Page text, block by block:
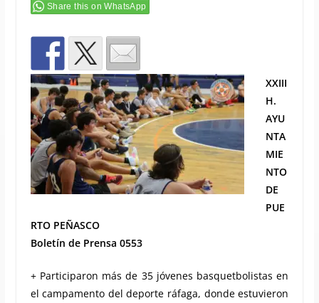
Share this on WhatsApp
XXIII
H.
AYU
NTA
MIE
NTO
DE
PUE
RTO PEÑASCO
Boletín de Prensa 0553
+ Participaron más de 35 jóvenes basquetbolistas en
el campamento del deporte ráfaga, donde estuvieron